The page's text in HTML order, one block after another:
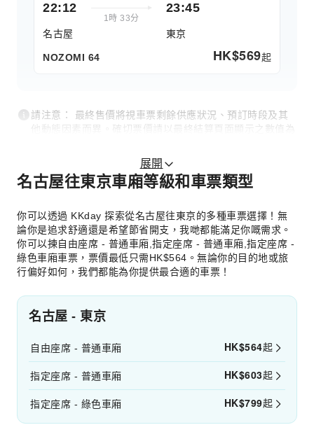
22:12
1時 33分
名古屋
23:45
東京
NOZOMI 64 HK$569起
請注意： 最終售價將視車票剩餘供應狀況、預訂時段及其
他動態因素而異。確切票價請以最終結算頁面顯示之數值為
展開
名古屋往東京車廂等級和車票類型
你可以透過 KKday 探索從名古屋往東京的多種車票選擇！無
論你是追求舒適還是希望節省開支，我哋都能滿足你嘅需求。
你可以揀自由座席 - 普通車廂,指定座席 - 普通車廂,指定座席 -
綠色車廂車票，票價最低只需HK$564。無論你的目的地或旅
行偏好如何，我們都能為你提供最合適的車票！
名古屋 - 東京
自由座席 - 普通車廂 HK$564起
指定座席 - 普通車廂 HK$603起
指定座席 - 綠色車廂 HK$799起